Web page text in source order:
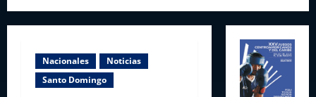
Nacionales
Noticias
Santo Domingo